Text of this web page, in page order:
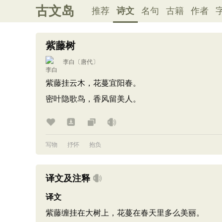
古文岛 推荐 诗文 名句 古籍 作者
紫藤树
李白 〔唐代〕
紫藤挂云木，花蔓宜阳春。
密叶隐歌鸟，香风留美人。
写物 抒怀 抱负
译文及注释
译文
紫藤缠挂在大树上，花蔓在春天里多么美丽。